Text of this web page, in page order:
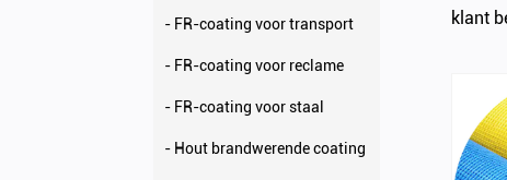
- FR-coating voor transport
- FR-coating voor reclame
- FR-coating voor staal
- Hout brandwerende coating
klant